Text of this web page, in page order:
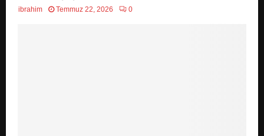
ibrahim Temmuz 22, 2026 0